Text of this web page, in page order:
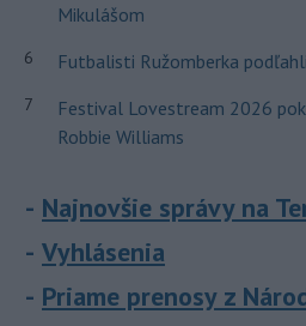
Mikulášom
6 Futbalisti Ružomberka
7
Festival Lovestream 2026
Robbie Williams
Najnovšie správy na
Vyhlásenia
Priame prenosy z